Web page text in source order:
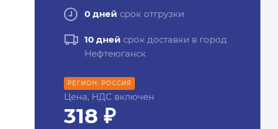
0 дней срок отгрузки
10 дней срок доставки в город
Нефтеюганск
РЕГИОН: РОССИЯ
Цена, НДС включен
318 ₽